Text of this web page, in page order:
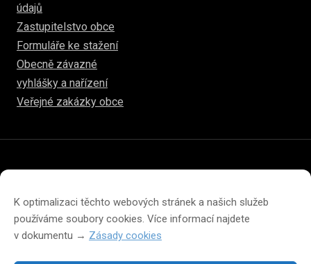
K optimalizaci těchto webových stránek a našich služeb
používáme soubory cookies. Více informací najdete
v dokumentu → Zásady cookies
údajů
Zastupitelstvo obce
Formuláře ke stažení
Obecně závazné
vyhlášky a nařízení
Veřejné zakázky obce
Prohlášení o přístupnosti
Prohlášení o ochraně soukromí
Zásady cookies (EU)